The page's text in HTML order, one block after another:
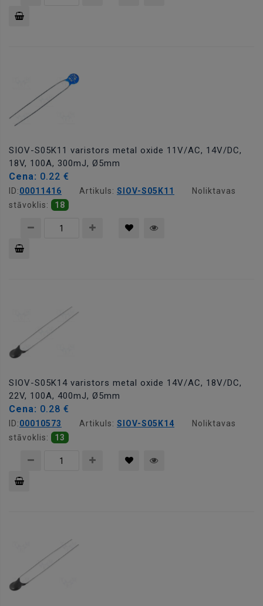
SIOV-S05K11 varistors metal oxide 11V/AC, 14V/DC,
18V, 100A, 300mJ, Ø5mm
Cena: 0.22 €
ID:00011416 Artikuls: SIOV-S05K11
Noliktavas
stāvoklis:
18
SIOV-S05K14 varistors metal oxide 14V/AC, 18V/DC,
22V, 100A, 400mJ, Ø5mm
Cena: 0.28 €
ID:00010573 Artikuls: SIOV-S05K14
Noliktavas
stāvoklis:
13